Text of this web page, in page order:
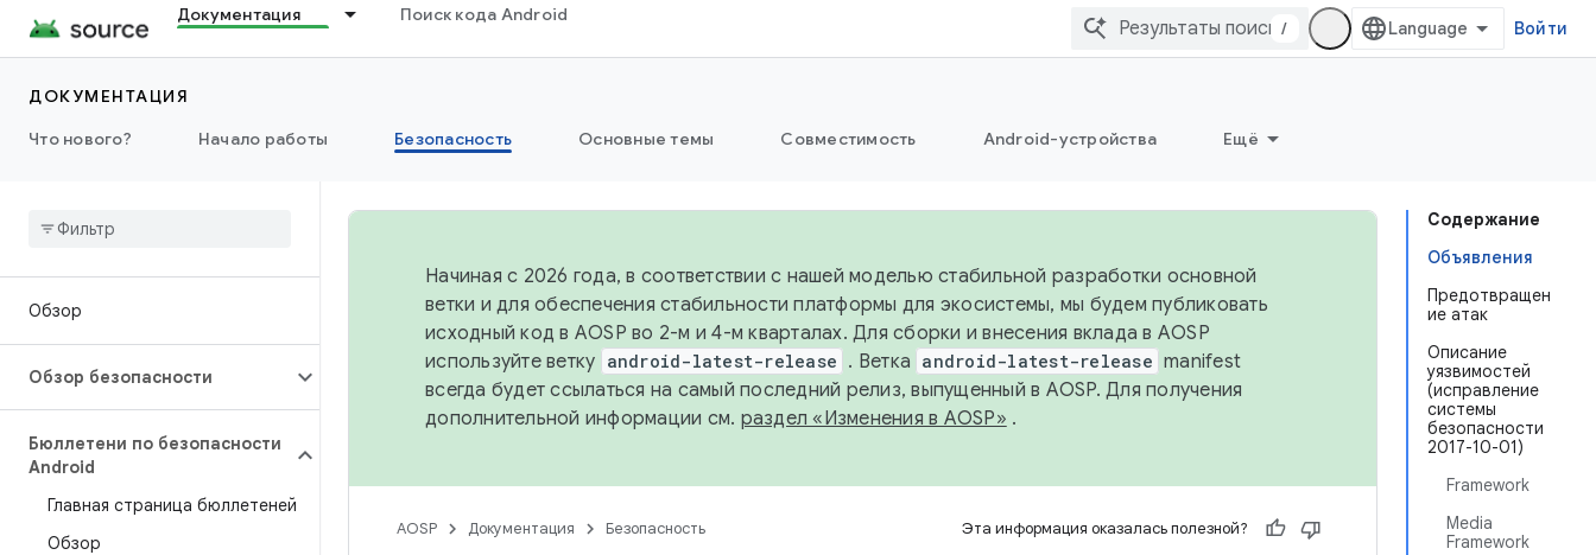
Документация Поиск кода Android
/ Войти
ДОКУМЕНТАЦИЯ
Что нового?
Начало работы Безопасность Основные темы Совместимость Android-устройства Ещё
Обзор
Обзор безопасности
Бюллетени по безопасности
Android
Главная страница бюллетеней
Обзор
Содержание
Объявления
Предотвращен
ие атак
Описание
уязвимостей
(исправление
системы
безопасности
2017-10-01)
Framework
Media
Framework
Начиная с 2026 года, в соответствии с нашей моделью стабильной разработки основной
ветки и для обеспечения стабильности платформы для экосистемы, мы будем публиковать
исходный код в AOSP во 2-м и 4-м кварталах. Для сборки и внесения вклада в AOSP
используйте ветку android-latest-release . Ветка android-latest-release manifest
всегда будет ссылаться на самый последний релиз, выпущенный в AOSP. Для получения
дополнительной информации см. раздел «Изменения в AOSP» .
AOSP Документация Безопасность Эта информация оказалась полезной?